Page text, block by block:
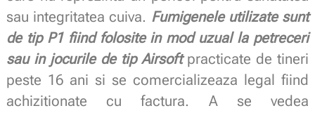
sau integritatea cuiva. Fumigenele utilizate sunt
de tip P1 fiind folosite in mod uzual la petreceri
sau in jocurile de tip Airsoftpracticate de tineri
peste 16 ani si se comercializeaza legal fiind
achizitionate cu factura. A se vedea